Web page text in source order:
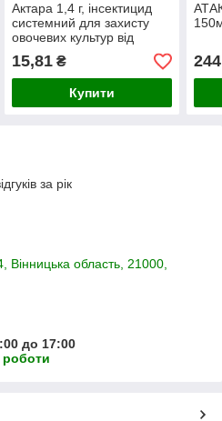
Актара 1,4 г, інсектицид
системний для захисту
овочевих культур від
колорадського жука,
попелиці та ґрунтових
шкідників
15,81₴
Купити
за рік
Вінницька область, 21000,
до 17:00
роботи